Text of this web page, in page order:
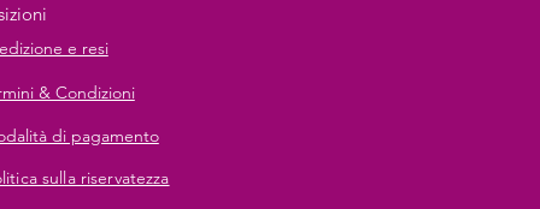
e resi
& Condizioni
di pagamento
sulla riservatezza